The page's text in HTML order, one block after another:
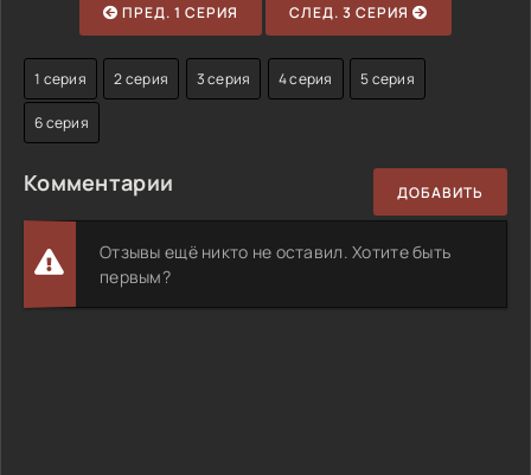
ПРЕД. 1 СЕРИЯ СЛЕД. 3 СЕРИЯ
1 серия 2 серия 3 серия 4 серия 5 серия
6 серия
Комментарии ДОБАВИТЬ
Отзывы ещё никто не оставил. Хотите быть
первым?